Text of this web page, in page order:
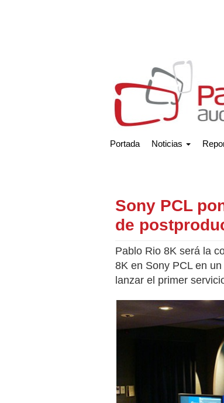
Portada Noticias
Sony PCL
de
Pablo Rio 8K será la
8K en Sony PCL en
lanzar el primer